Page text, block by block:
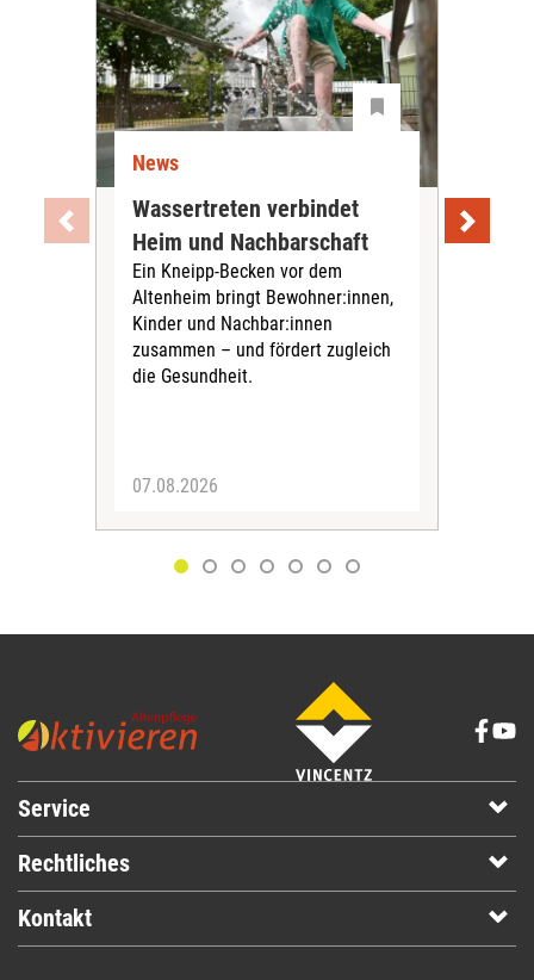
News
Wassertreten verbindet
Heim und Nachbarschaft
Ein Kneipp-Becken vor dem
Altenheim bringt Bewohner:innen,
Kinder und Nachbar:innen
zusammen – und fördert zugleich
die Gesundheit.
07.08.2026
Service
Rechtliches
Kontakt